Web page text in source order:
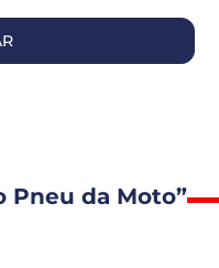
Pneu da Moto”